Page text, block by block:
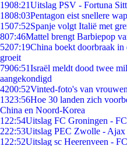
1908:21Uitslag PSV - Fortuna
1808:03Pentagon eist snellere
1507:52Spanje volgt Italië met
807:46Mattel brengt Barbiepop
5207:19China boekt doorbraak
groeit
7906:51Israël meldt dood twee
aangekondigd
4200:52Vinted-foto's van
1323:56Hoe 30 landen zich
China en Noord-Korea
1 22:54Uitslag FC Groningen -
222:53Uitslag PEC Zwolle - Ajax
1 22:52Uitslag sc Heerenveen -